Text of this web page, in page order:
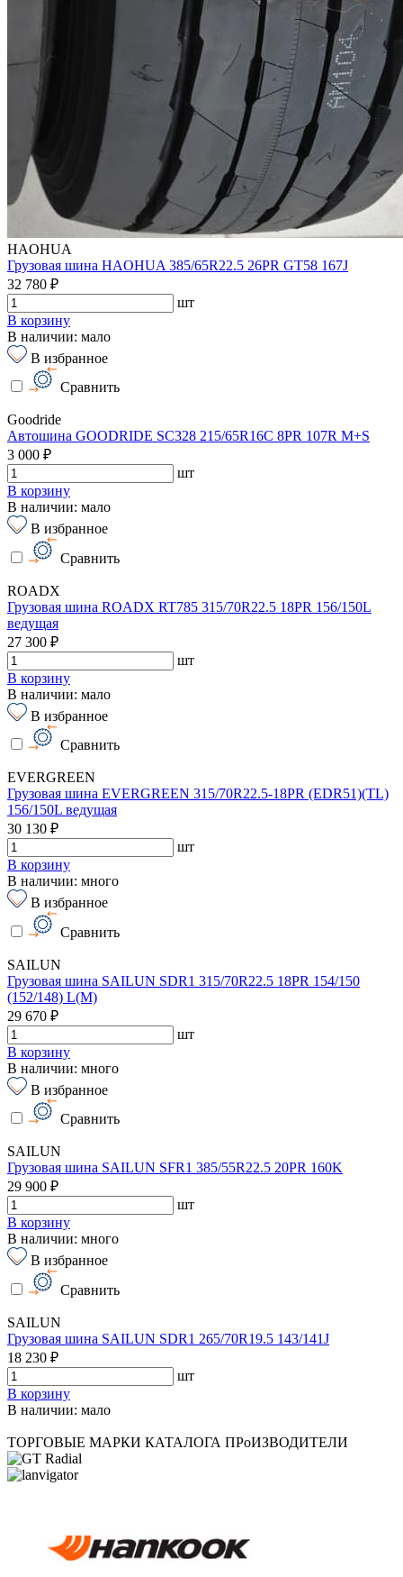
HAOHUA
Грузовая шина HAOHUA 385/65R22.5 26PR GT58 167J
32 780 ₽
шт
В корзину
В наличии: мало
В избранное
Сравнить
Goodride
Автошина GOODRIDE SC328 215/65R16C 8PR 107R M+S
3 000 ₽
шт
В корзину
В наличии: мало
В избранное
Сравнить
ROADX
Грузовая шина ROADX RT785 315/70R22.5 18PR 156/150L
ведущая
27 300 ₽
шт
В корзину
В наличии: мало
В избранное
Сравнить
EVERGREEN
Грузовая шина EVERGREEN 315/70R22.5-18PR (EDR51)(TL)
156/150L ведущая
30 130 ₽
шт
В корзину
В наличии: много
В избранное
Сравнить
SAILUN
Грузовая шина SAILUN SDR1 315/70R22.5 18PR 154/150
(152/148) L(M)
29 670 ₽
шт
В корзину
В наличии: много
В избранное
Сравнить
SAILUN
Грузовая шина SAILUN SFR1 385/55R22.5 20PR 160K
29 900 ₽
шт
В корзину
В наличии: много
В избранное
Сравнить
SAILUN
Грузовая шина SAILUN SDR1 265/70R19.5 143/141J
18 230 ₽
шт
В корзину
В наличии: мало
ТОРГОВЫЕ МАРКИ КАТАЛОГА ПРоИЗВОДИТЕЛИ